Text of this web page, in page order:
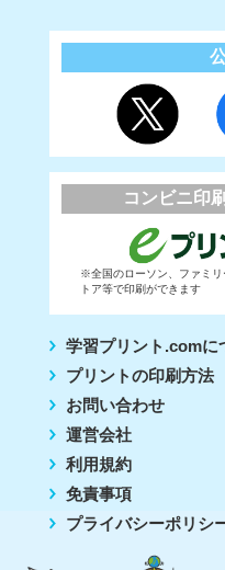
コンビニ印
※全国のローソン、ファミリ
トア等で印刷ができます
学習プリント.comに
プリントの印刷方法
お問い合わせ
運営会社
利用規約
免責事項
プライバシーポリシ